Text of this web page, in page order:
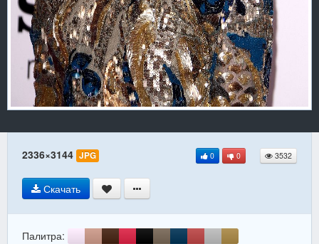
2336×3144 JPG 0 0 3532
Скачать
Палитра: